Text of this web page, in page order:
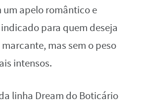
um apelo romântico e
para quem deseja
mas sem o peso
intensos.
linha Dream do Boticário